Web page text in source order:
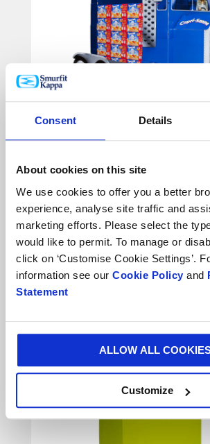
Consent Details
About cookies on this site
We use cookies to offer you a better
experience, analyse site traffic and
marketing efforts. Please select the
would like to permit. To manage or
click on ‘Customise Cookie Settings’.
information see our Cookie Policy and
Statement
ALLOW ALL
Customize
PLV événementielle